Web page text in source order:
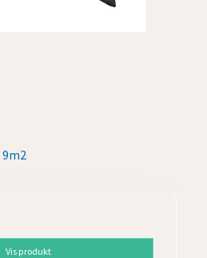
9m2
Vis produkt